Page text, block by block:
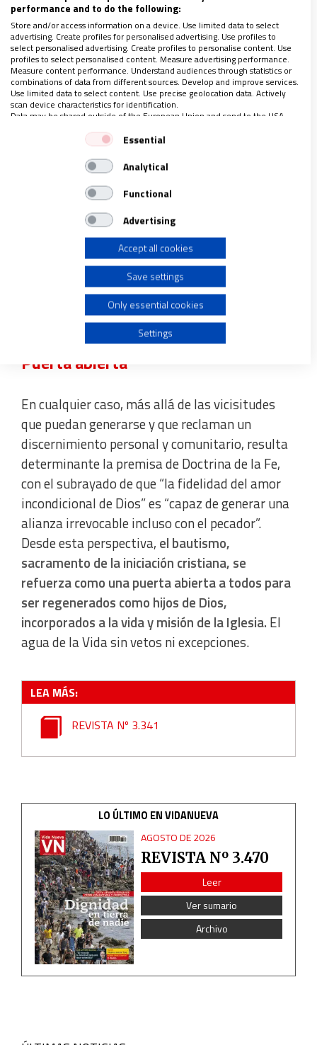
Por eso, esa apostilla sobre el posible escándalo
o desorientación a los fieles que pudiera
convertirse en aduana para los homosexuales y
los trans,debería abrir una profunda reflexión
en el seno de la Iglesia sobre la catequesis y los
criterios del apadrinamiento y el testimonio en
los sacramentos a todo aquel que quiere ejercer
esta misión.A la vez, urge una labor pedagógica
–tanto en el presbiterado como en la
comunidad creyente– para sensibilizar y
conocer en materia de diversidad sexual e
identidad de género para derribar estereotipos
y prejuicios ideologizadores que llevan a un
rechazo injustificado.
Puerta abierta
En cualquier caso, más allá de las vicisitudes
que puedan generarse y que reclaman un
discernimiento personal y comunitario, resulta
determinante la premisa de Doctrina de la Fe,
con el subrayado de que “la fidelidad del amor
incondicional de Dios” es “capaz de generar una
alianza irrevocable incluso con el pecador”.
Desde esta perspectiva, el bautismo,
sacramento de la iniciación cristiana, se
refuerza como una puerta abierta a todos para
ser regenerados como hijos de Dios,
incorporados a la vida y misión de la Iglesia. El
agua de la Vida sin vetos ni excepciones.
LEA MÁS:
REVISTA Nº 3.341
LO ÚLTIMO EN VIDANUEVA
AGOSTO DE 2026
REVISTA Nº 3.470
Leer
Ver sumario
Archivo
performance and to do the following:
Store and/or access information on a device. Use limited data to select
advertising. Create profiles for personalised advertising. Use profiles to
select personalised advertising. Create profiles to personalise content. Use
profiles to select personalised content. Measure advertising performance.
Measure content performance. Understand audiences through statistics or
combinations of data from different sources. Develop and improve services.
Use limited data to select content. Use precise geolocation data. Actively
scan device characteristics for identification.
Data may be shared outside of the European Union and send to the USA.
Your consent and the cookie policy applies solely to this website/app.
View Partner List (1 IAB Vendors)
We use your data for the following purposes:
IAB processing purposes:
Use limited data to select advertising
Create profiles for personalised advertising
Use profiles to select personalised advertising
Create profiles to personalise content
Use profiles to select personalised content
Measure advertising performance
Measure content performance
Understand audiences through statistics or combinations
of data from different sources
Develop and improve services
Use limited data to select content
Use precise geolocation data
Identify devices based on information actively requested
Non-IAB processing purposes:
Functional
Advertising
Essential
Analytical
Functional
Advertising
Accept all cookies
Save settings
Only essential cookies
Settings